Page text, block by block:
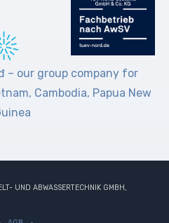
– our group company for
Cambodia, Papua New
UND ABWASSERTECHNIK GMBH,